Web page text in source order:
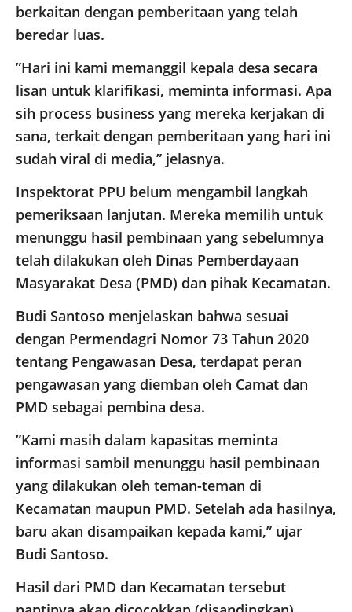
berkaitan dengan pemberitaan yang telah
beredar luas.
​”Hari ini kami memanggil kepala desa secara
lisan untuk klarifikasi, meminta informasi. Apa
sih process business yang mereka kerjakan di
sana, terkait dengan pemberitaan yang hari ini
sudah viral di media,” jelasnya.
​Inspektorat PPU belum mengambil langkah
pemeriksaan lanjutan. Mereka memilih untuk
menunggu hasil pembinaan yang sebelumnya
telah dilakukan oleh Dinas Pemberdayaan
Masyarakat Desa (PMD) dan pihak Kecamatan.
​Budi Santoso menjelaskan bahwa sesuai
dengan Permendagri Nomor 73 Tahun 2020
tentang Pengawasan Desa, terdapat peran
pengawasan yang diemban oleh Camat dan
PMD sebagai pembina desa.
​”Kami masih dalam kapasitas meminta
informasi sambil menunggu hasil pembinaan
yang dilakukan oleh teman-teman di
Kecamatan maupun PMD. Setelah ada hasilnya,
baru akan disampaikan kepada kami,” ujar
Budi Santoso.
​Hasil dari PMD dan Kecamatan tersebut